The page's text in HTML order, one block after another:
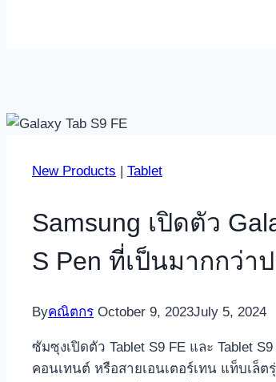
New Products | Tablet
Samsung เปิดตัว
S Pen ที่เป็นมากกว่า
Byคณิตกร October 9, 2023July 5, 2024
ซัมซุงเปิดตัว Tablet S9 FE และ Tablet
คอนเทนต์ หรือสายเอนเตอร์เทน แท็บเล็